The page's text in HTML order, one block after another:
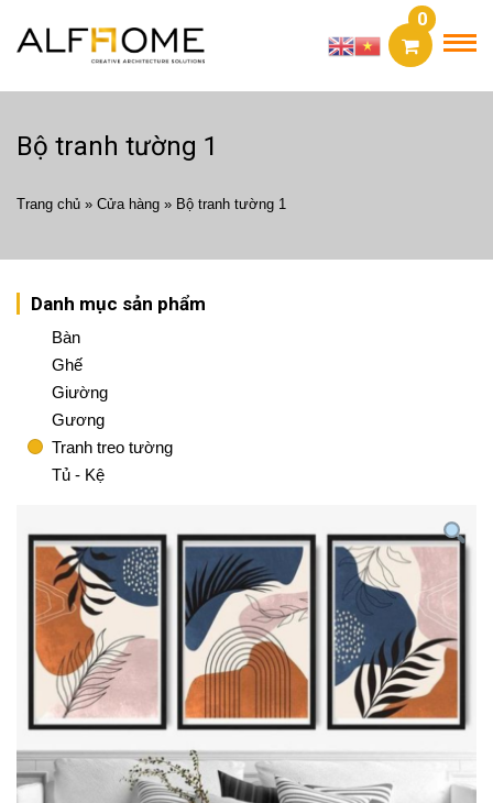
0
Bộ tranh tường 1
Trang chủ » Cửa hàng » Bộ tranh tường 1
Danh mục sản phẩm
Bàn
Ghế
Giường
Gương
Tranh treo tường
Tủ - Kệ